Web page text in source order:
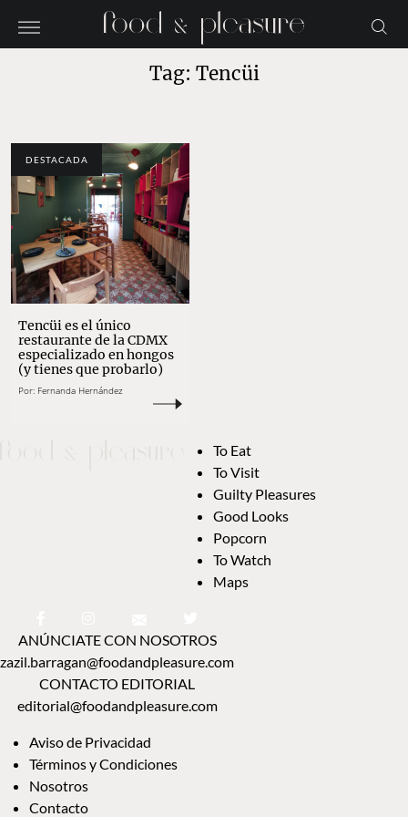
Tag: Tencüi
DESTACADA
Tencüi es el único
restaurante de la CDMX
especializado en hongos
(y tienes que probarlo)
Por: Fernanda Hernández
To Eat
To Visit
Guilty Pleasures
Good Looks
Popcorn
To Watch
Maps
ANÚNCIATE CON NOSOTROS
zazil.barragan@foodandpleasure.com
CONTACTO EDITORIAL
editorial@foodandpleasure.com
Aviso de Privacidad
Términos y Condiciones
Nosotros
Contacto